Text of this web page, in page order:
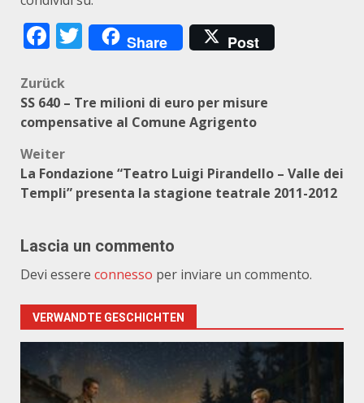
Facebook
Twitter
Share Post
Beitragsnavigation
Zurück
SS 640 – Tre milioni di euro per misure
compensative al Comune Agrigento
Weiter
La Fondazione “Teatro Luigi Pirandello – Valle dei
Templi” presenta la stagione teatrale 2011-2012
Lascia un commento
Devi essere connesso per inviare un commento.
VERWANDTE GESCHICHTEN